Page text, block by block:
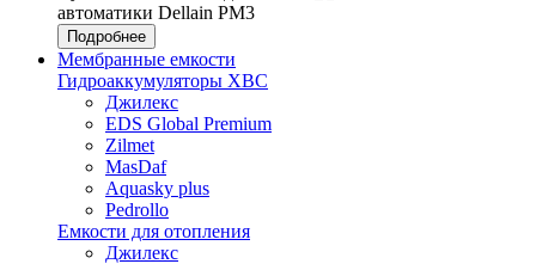
автоматики Dellain PM3
Подробнее
Мембранные емкости
Гидроаккумуляторы ХВС
Джилекс
EDS Global Premium
Zilmet
MasDaf
Aquasky plus
Pedrollo
Емкости для отопления
Джилекс